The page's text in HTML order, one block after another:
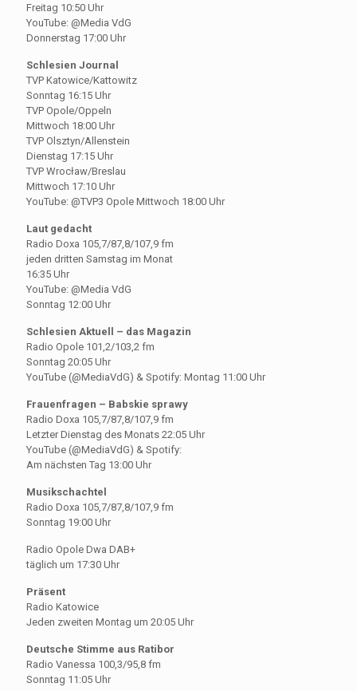
Freitag 10:50 Uhr
YouTube: @Media VdG
Donnerstag 17:00 Uhr
Schlesien Journal
TVP Katowice/Kattowitz
Sonntag 16:15 Uhr
TVP Opole/Oppeln
Mittwoch 18:00 Uhr
TVP Olsztyn/Allenstein
Dienstag 17:15 Uhr
TVP Wrocław/Breslau
Mittwoch 17:10 Uhr
YouTube: @TVP3 Opole Mittwoch 18:00 Uhr
Laut gedacht
Radio Doxa 105,7/87,8/107,9 fm
jeden dritten Samstag im Monat
16:35 Uhr
YouTube: @Media VdG
Sonntag 12:00 Uhr
Schlesien Aktuell – das Magazin
Radio Opole 101,2/103,2 fm
Sonntag 20:05 Uhr
YouTube (@MediaVdG) & Spotify: Montag 11:00 Uhr
Frauenfragen – Babskie sprawy
Radio Doxa 105,7/87,8/107,9 fm
Letzter Dienstag des Monats 22:05 Uhr
YouTube (@MediaVdG) & Spotify:
Am nächsten Tag 13:00 Uhr
Musikschachtel
Radio Doxa 105,7/87,8/107,9 fm
Sonntag 19:00 Uhr
Radio Opole Dwa DAB+
täglich um 17:30 Uhr
Präsent
Radio Katowice
Jeden zweiten Montag um 20:05 Uhr
Deutsche Stimme aus Ratibor
Radio Vanessa 100,3/95,8 fm
Sonntag 11:05 Uhr